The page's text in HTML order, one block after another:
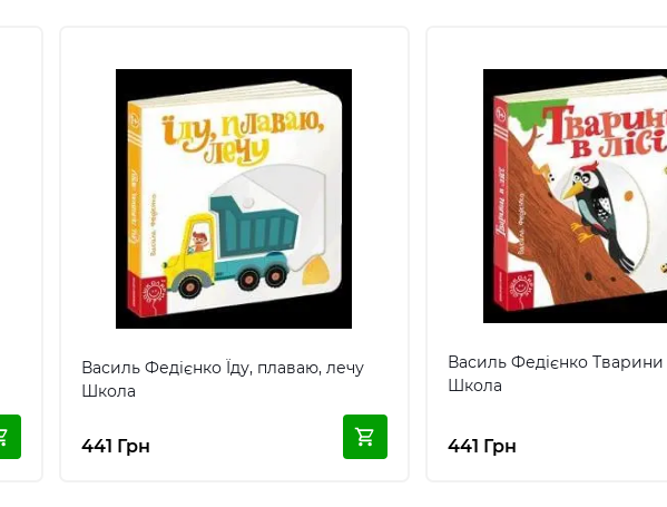
Василь Федієнко Їду, плаваю, лечу
Школа
441 Грн
Василь Федієнко Тварини
Школа
441 Грн